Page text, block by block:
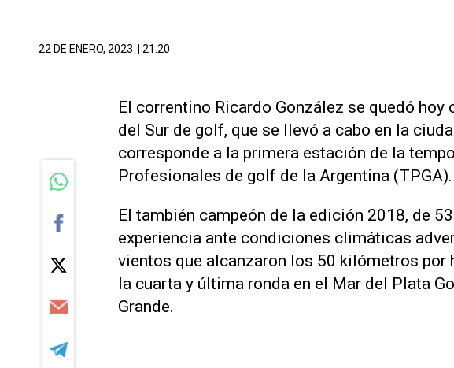
22 DE ENERO, 2023 | 21.20
El correntino Ricardo González se quedó
del Sur de golf, que se llevó a cabo en la
corresponde a la primera estación de la
Profesionales de golf de la Argentina (TPGA).
El también campeón de la edición 2018, de
experiencia ante condiciones climáticas
vientos que alcanzaron los 50 kilómetros por
la cuarta y última ronda en el Mar del Plata
Grande.